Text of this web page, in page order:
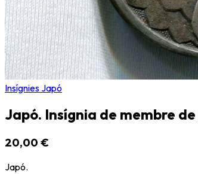
Insígnies Japó
Japó. Insígnia de membre
20,00 €
Japó.